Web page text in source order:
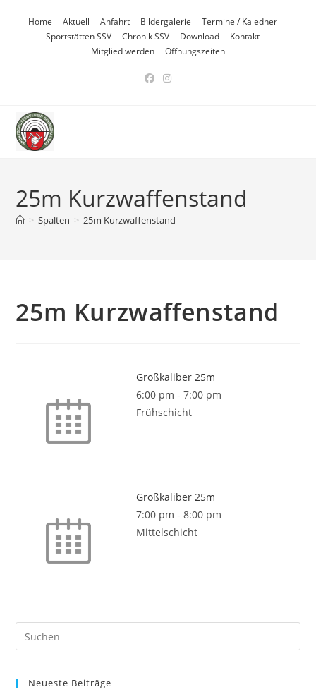
Home Aktuell Anfahrt Bildergalerie
Termine / Kaledner
Sportstätten SSV
Chronik SSV Download
Kontakt
Mitglied werden
Öffnungszeiten
25m Kurzwaffenstand
> Spalten > 25m Kurzwaffenstand
25m Kurzwaffenstand
Großkaliber 25m
6:00 pm -7:00 pm
Frühschicht
Großkaliber 25m
7:00 pm -8:00 pm
Mittelschicht
Neueste Beiträge